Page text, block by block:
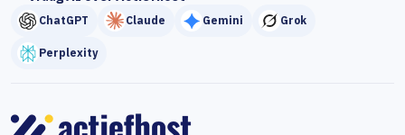
ChatGPT Claude Gemini Grok
Perplexity